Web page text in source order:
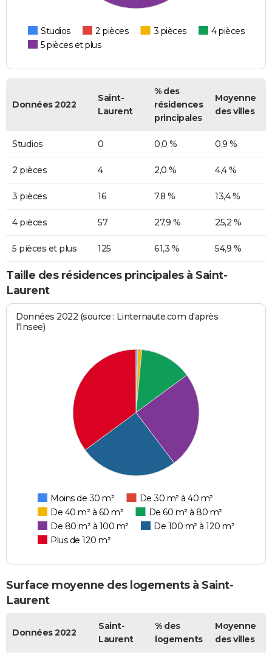
Studios 2 pièces 3 pièces
4 pièces
5 pièces et plus
Données 2022
Saint-
Laurent
% des
résidences
principales
Moyenne
des villes
Studios 0 0,0 % 0,9 %
2 pièces 4 2,0 % 4,4 %
3 pièces 16 7,8 % 13,4 %
4 pièces 57 27,9 % 25,2 %
5 pièces et plus 125 61,3 % 54,9 %
Taille des résidences principales à Saint-
Laurent
Données 2022 (source : Linternaute.com d'après
l'Insee)
Moins de 30 m²
De 30 m² à 40 m²
De 40 m² à 60 m²
De 60 m² à 80 m²
De 80 m² à 100 m²
De 100 m² à 120 m²
Plus de 120 m²
Surface moyenne des logements à Saint-
Laurent
Données 2022
Saint-
Laurent
% des
logements
Moyenne
des villes